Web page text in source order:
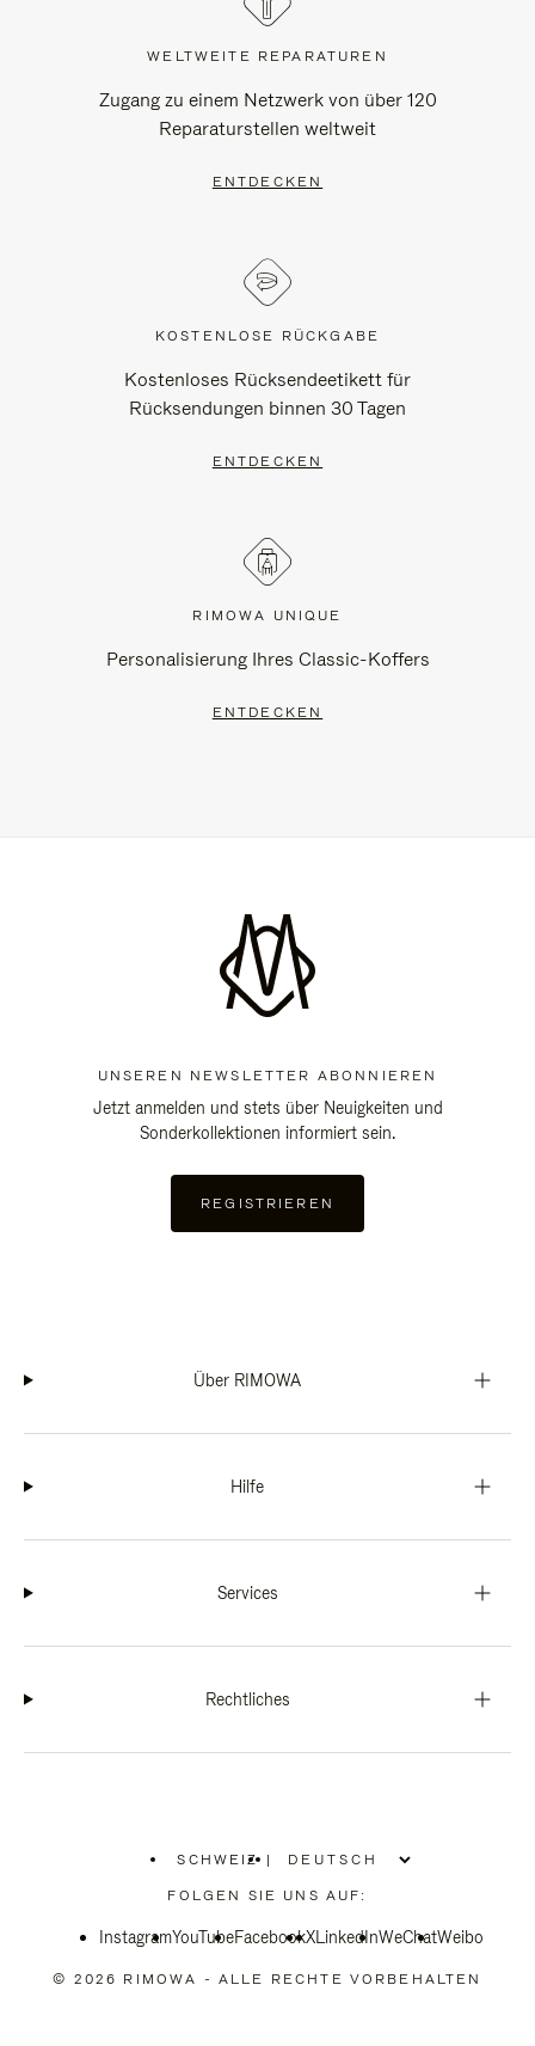
WELTWEITE REPARATUREN
Zugang zu einem Netzwerk von über 120
Reparaturstellen weltweit
ENTDECKEN
KOSTENLOSE RÜCKGABE
Kostenloses Rücksendeetikett für
Rücksendungen binnen 30 Tagen
ENTDECKEN
RIMOWA UNIQUE
Personalisierung Ihres Classic-Koffers
ENTDECKEN
UNSEREN NEWSLETTER ABONNIEREN
Jetzt anmelden und stets über Neuigkeiten und
Sonderkollektionen informiert sein.
REGISTRIEREN
Über RIMOWA
Hilfe
Services
Rechtliches
SCHWEIZ
WÄHLEN
SIE
REGION
|
FOLGEN SIE UNS AUF:
InstagramYouTubeFacebookXLinkedInWeChatWeibo
© 2026 RIMOWA - ALLE RECHTE VORBEHALTEN